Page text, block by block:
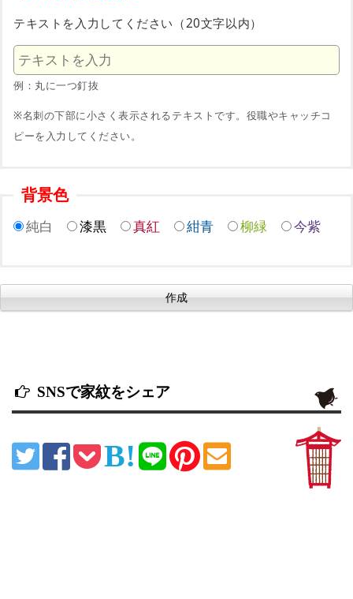
テキストを入力してください（20文字以内）
例：丸に一つ釘抜
※名刺の下部に小さく表示されるテキストです。役職やキャッチコ
ピーを入力してください。
背景色
純白 漆黒 真紅 紺青 柳緑 今紫
SNSで家紋をシェア